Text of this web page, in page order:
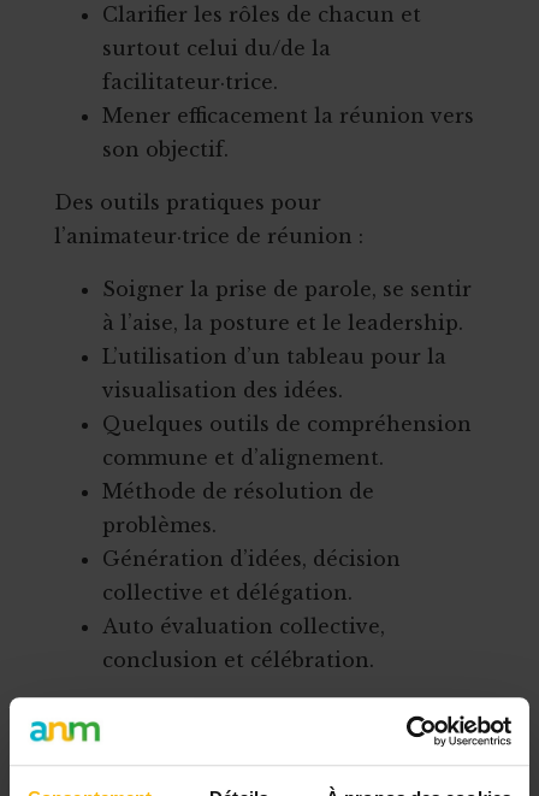
Clarifier les rôles de chacun et
surtout celui du/de la
facilitateur·trice.
Mener efficacement la réunion vers
son objectif.
Des outils pratiques pour
l’animateur·trice de réunion :
Soigner la prise de parole, se sentir
à l’aise, la posture et le leadership.
L’utilisation d’un tableau pour la
visualisation des idées.
Quelques outils de compréhension
commune et d’alignement.
Méthode de résolution de
problèmes.
Génération d’idées, décision
collective et délégation.
Auto évaluation collective,
conclusion et célébration.
bienveillant.